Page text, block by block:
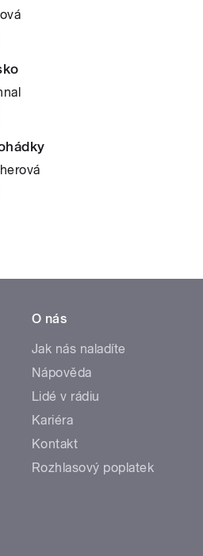
O nás
Jak nás naladíte
Nápověda
Lidé v rádiu
Kariéra
Kontakt
Rozhlasový poplatek